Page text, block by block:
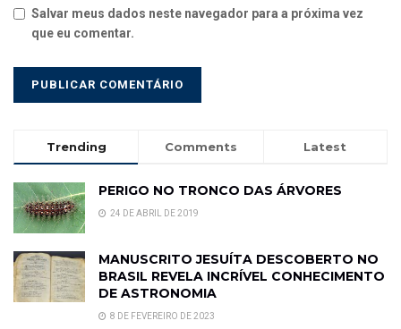
Salvar meus dados neste navegador para a próxima vez
que eu comentar.
Trending Comments Latest
PERIGO NO TRONCO DAS ÁRVORES
24 DE ABRIL DE 2019
MANUSCRITO JESUÍTA DESCOBERTO NO
BRASIL REVELA INCRÍVEL CONHECIMENTO
DE ASTRONOMIA
8 DE FEVEREIRO DE 2023